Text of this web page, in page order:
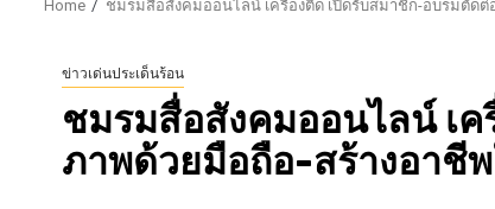
Home ชมรมสื่อสังคมออนไลน์ เครื่องติด เปิดรับสมาชิก-อบรมตัด
ข่าวเด่นประเด็นร้อน
ชมรมสื่อสังคมออนไลน์ เ
ภาพด้วยมือถือ-สร้างอาชี